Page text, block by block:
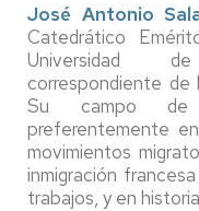
José Antonio
Catedrático
Universidad
correspondiente de
Su campo de
preferentemente
movimientos
inmigración
trabajos, y en